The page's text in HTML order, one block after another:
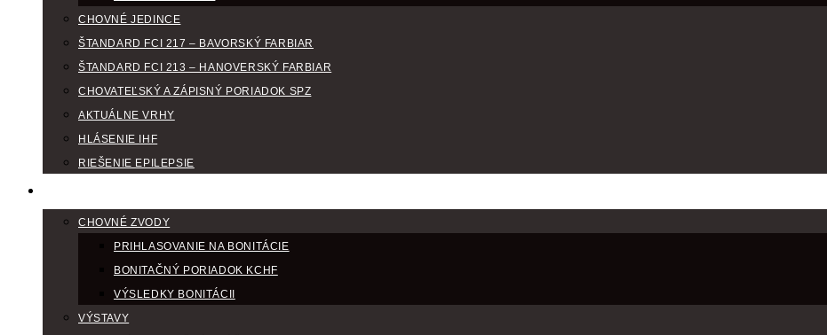
CHOVNÉ JEDINCE
ŠTANDARD FCI 217 – BAVORSKÝ FARBIAR
ŠTANDARD FCI 213 – HANOVERSKÝ FARBIAR
CHOVATEĽSKÝ A ZÁPISNÝ PORIADOK SPZ
AKTUÁLNE VRHY
HLÁSENIE IHF
RIEŠENIE EPILEPSIE
CHOVNÉ ZVODY
PRIHLASOVANIE NA BONITÁCIE
BONITAČNÝ PORIADOK KCHF
VÝSLEDKY BONITÁCII
VÝSTAVY